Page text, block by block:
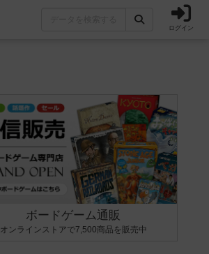
ログイン
ボードゲーム通販
オンラインストアで7,500商品を販売中